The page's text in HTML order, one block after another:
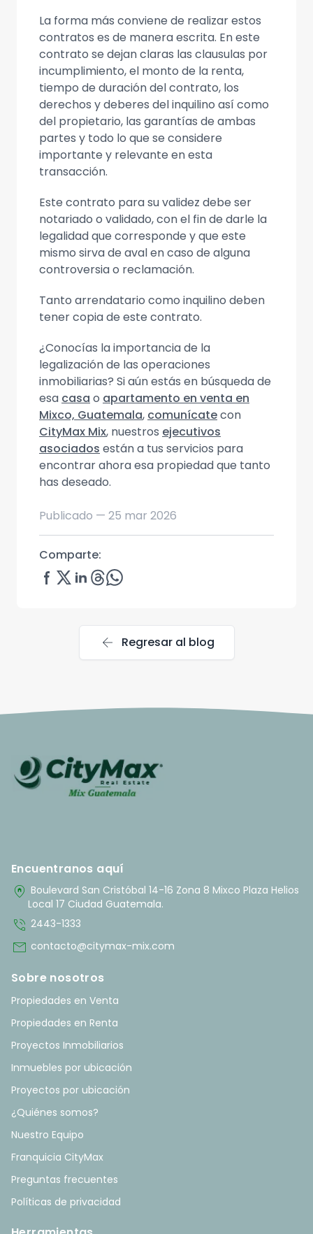
La forma más conviene de realizar estos
contratos es de manera escrita. En este
contrato se dejan claras las clausulas por
incumplimiento, el monto de la renta,
tiempo de duración del contrato, los
derechos y deberes del inquilino así como
del propietario, las garantías de ambas
partes y todo lo que se considere
importante y relevante en esta
transacción.
Este contrato para su validez debe ser
notariado o validado, con el fin de darle la
legalidad que corresponde y que este
mismo sirva de aval en caso de alguna
controversia o reclamación.
Tanto arrendatario como inquilino deben
tener copia de este contrato.
¿Conocías la importancia de la
legalización de las operaciones
inmobiliarias? Si aún estás en búsqueda de
esa casa o apartamento en venta en
Mixco, Guatemala, comunícatecon
CityMax Mix, nuestros ejecutivos
asociados están a tus servicios para
encontrar ahora esa propiedad que tanto
has deseado.
Publicado — 25 mar 2026
Comparte:
arrow_back Regresar al blog
Encuentranos aquí
home_pin Boulevard San Cristóbal 14-16 Zona 8 Mixco Plaza Helios
Local 17 Ciudad Guatemala.
phone_in_talk 2443-1333
mail contacto@citymax-mix.com
Sobre nosotros
Propiedades en Venta
Propiedades en Renta
Proyectos Inmobiliarios
Inmuebles por ubicación
Proyectos por ubicación
¿Quiénes somos?
Nuestro Equipo
Franquicia CityMax
Preguntas frecuentes
Políticas de privacidad